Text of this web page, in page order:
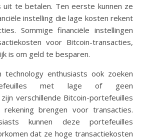
uit te betalen. Ten eerste kunnen ze
instelling die lage kosten rekent
Sommige financiële instellingen
voor Bitcoin-transacties,
is om geld te besparen.
technology enthusiasts ook zoeken
met lage of geen
verschillende Bitcoin-portefeuilles
brengen voor transacties.
kunnen deze portefeuilles
dat ze hoge transactiekosten